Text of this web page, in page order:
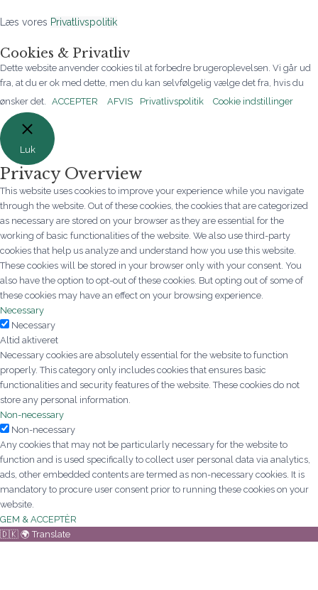
Læs vores Privatlivspolitik
Cookies & Privatliv
Dette website anvender cookies til at forbedre brugeroplevelsen. Vi går ud
fra, at du er ok med dette, men du kan selvfølgelig vælge det fra, hvis du
ønsker det.
ACCEPTER AFVIS Privatlivspolitik Cookie indstillinger
Luk
Privacy Overview
This website uses cookies to improve your experience while you navigate
through the website. Out of these cookies, the cookies that are categorized
as necessary are stored on your browser as they are essential for the
working of basic functionalities of the website. We also use third-party
cookies that help us analyze and understand how you use this website.
These cookies will be stored in your browser only with your consent. You
also have the option to opt-out of these cookies. But opting out of some of
these cookies may have an effect on your browsing experience.
Necessary
Necessary
Altid aktiveret
Necessary cookies are absolutely essential for the website to function
properly. This category only includes cookies that ensures basic
functionalities and security features of the website. These cookies do not
store any personal information.
Non-necessary
Non-necessary
Any cookies that may not be particularly necessary for the website to
function and is used specifically to collect user personal data via analytics,
ads, other embedded contents are termed as non-necessary cookies. It is
mandatory to procure user consent prior to running these cookies on your
website.
GEM & ACCEPTÈR
🇩🇰 🌍 Translate